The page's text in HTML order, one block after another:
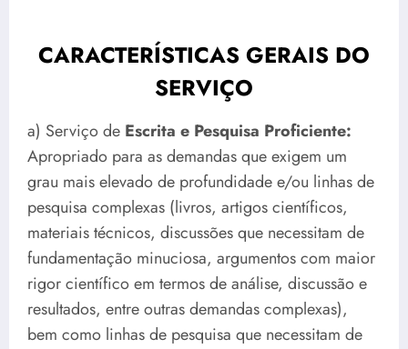
CARACTERÍSTICAS GERAIS DO
SERVIÇO
a) Serviço de Escrita e Pesquisa Proficiente:
Apropriado para as demandas que exigem um
grau mais elevado de profundidade e/ou linhas de
pesquisa complexas (livros, artigos científicos,
materiais técnicos, discussões que necessitam de
fundamentação minuciosa, argumentos com maior
rigor científico em termos de análise, discussão e
resultados, entre outras demandas complexas),
bem como linhas de pesquisa que necessitam de